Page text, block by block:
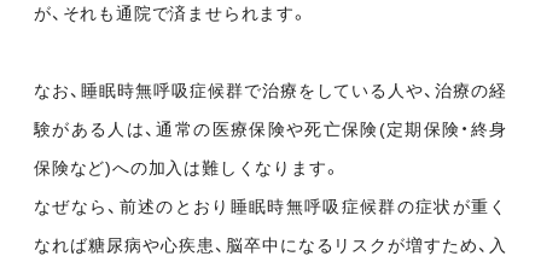
が、それも通院で済ませられます。
なお、睡眠時無呼吸症候群で治療をしている人や、治療の経
験がある人は、通常の医療保険や死亡保険(定期保険・終身
保険など)への加入は難しくなります。
なぜなら、前述のとおり睡眠時無呼吸症候群の症状が重く
なれば糖尿病や心疾患、脳卒中になるリスクが増すため、入